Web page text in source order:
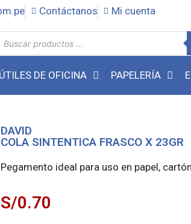
Contáctanos Mi cuenta
ÚTILES DE OFICINA PAPELERÍA
DAVID
COLA SINTENTICA FRASCO X 23GR
Pegamento ideal para uso en papel,
S/0.70